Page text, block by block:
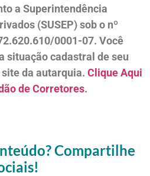
a Superintendência
(SUSEP) sob o nº
0001-07. Você
situação cadastral de seu
da autarquia. Clique Aqui
de Corretores.
Compartilhe